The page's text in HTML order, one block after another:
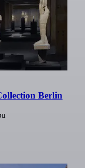
Berlin